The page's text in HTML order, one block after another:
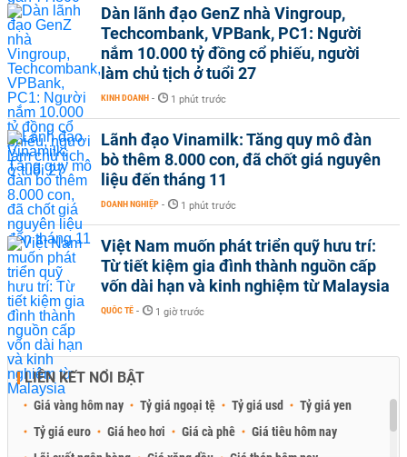
Dàn lãnh đạo GenZ nhà Vingroup,
Techcombank, VPBank, PC1: Người
nắm 10.000 tỷ đồng cổ phiếu, người
làm chủ tịch ở tuổi 27
KINH DOANH - 1 phút trước
Lãnh đạo Vinamilk: Tăng quy mô đàn
bò thêm 8.000 con, đã chốt giá nguyên
liệu đến tháng 11
DOANH NGHIỆP - 1 phút trước
Việt Nam muốn phát triển quỹ hưu trí:
Từ tiết kiệm gia đình thành nguồn cấp
vốn dài hạn và kinh nghiệm từ Malaysia
QUỐC TẾ - 1 giờ trước
LIÊN KẾT NỔI BẬT
Giá vàng hôm nay Tỷ giá ngoại tệ Tỷ giá usd
Tỷ giá yen
Tỷ giá euro
Giá heo hơi Giá cà phê
Giá tiêu hôm nay